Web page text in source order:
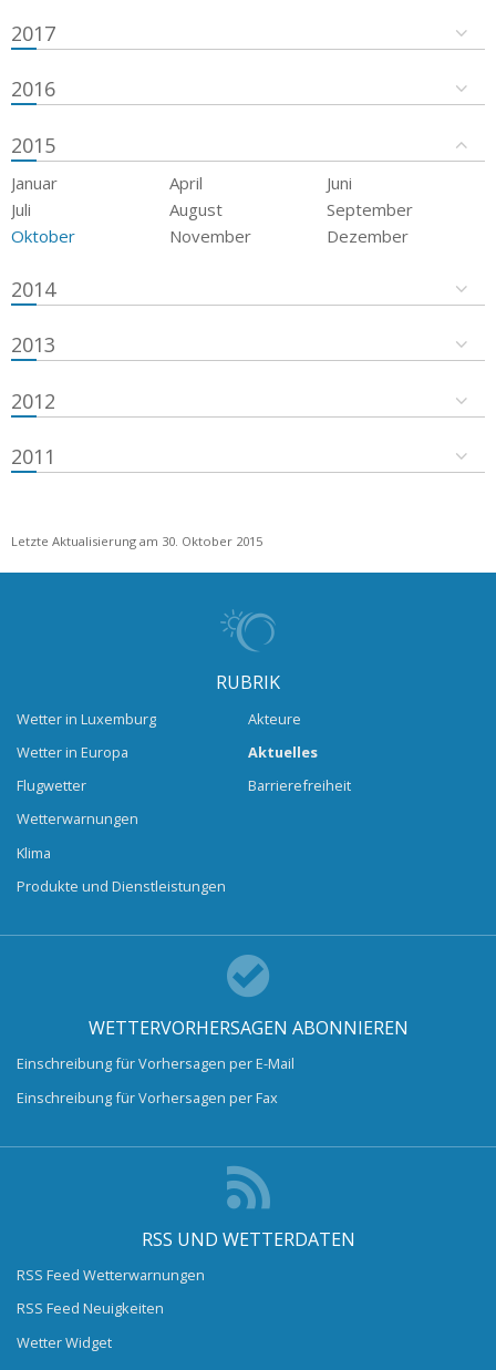
2017
2016
2015
Januar April
Juni
Juli
August
September
Oktober
November Dezember
2014
2013
2012
2011
Letzte Aktualisierung am 30. Oktober 2015
RUBRIK
Wetter in Luxemburg
Wetter in Europa
Flugwetter
Wetterwarnungen
Klima
Produkte und Dienstleistungen
Akteure
Aktuelles
Barrierefreiheit
WETTERVORHERSAGEN ABONNIEREN
Einschreibung für Vorhersagen per E-Mail
Einschreibung für Vorhersagen per Fax
RSS UND WETTERDATEN
RSS Feed Wetterwarnungen
RSS Feed Neuigkeiten
Wetter Widget